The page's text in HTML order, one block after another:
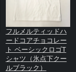
フルメルティッドハ
ードコアチョコレー
ト ベーシックロゴT
シャツ（氷点下クー
ルブラック）